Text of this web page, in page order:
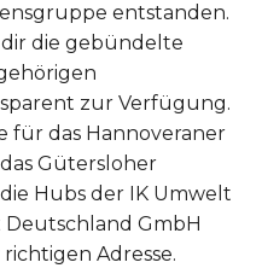
entstanden.
die gebündelte
zur Verfügung.
für das Hannoveraner
Gütersloher
Hubs der IK Umwelt
GmbH
Adresse.